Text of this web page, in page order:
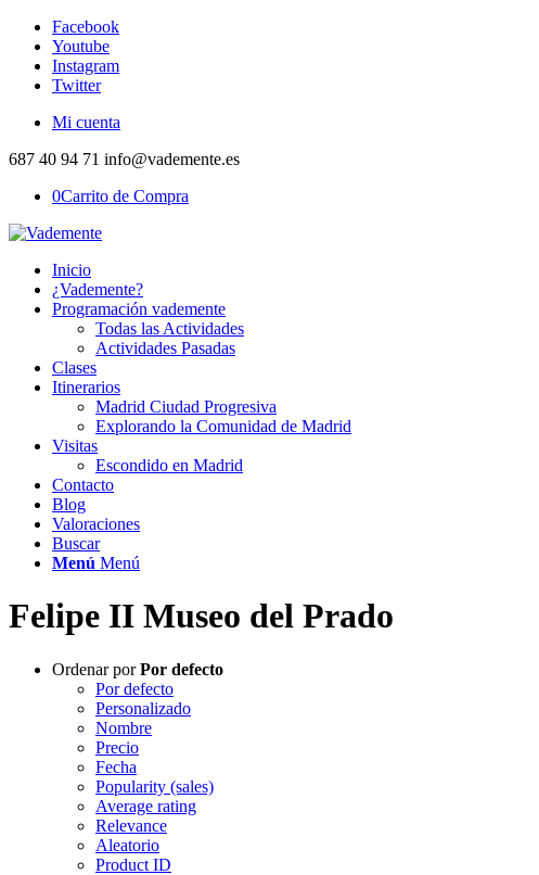
Facebook
Youtube
Instagram
Twitter
Mi cuenta
687 40 94 71 info@vademente.es
0Carrito de Compra
Inicio
¿Vademente?
Programación vademente
Todas las Actividades
Actividades Pasadas
Clases
Itinerarios
Madrid Ciudad Progresiva
Explorando la Comunidad de Madrid
Visitas
Escondido en Madrid
Contacto
Blog
Valoraciones
Buscar
Menú Menú
Felipe II Museo del Prado
Ordenar porPor defecto
Por defecto
Personalizado
Nombre
Precio
Fecha
Popularity (sales)
Average rating
Relevance
Aleatorio
Product ID